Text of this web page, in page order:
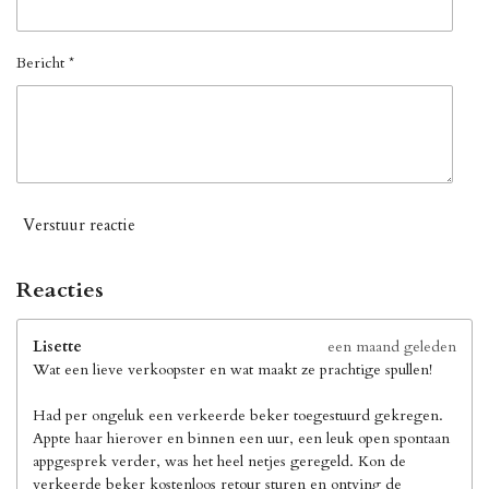
Bericht *
Verstuur reactie
Reacties
Lisette
een maand geleden
Wat een lieve verkoopster en wat maakt ze prachtige spullen!
Had per ongeluk een verkeerde beker toegestuurd gekregen.
Appte haar hierover en binnen een uur, een leuk open spontaan
appgesprek verder, was het heel netjes geregeld. Kon de
verkeerde beker kostenloos retour sturen en ontving de